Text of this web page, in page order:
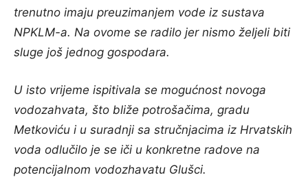
trenutno imaju preuzimanjem vode iz sustava
NPKLM-a. Na ovome se radilo jer nismo željeli biti
sluge još jednog gospodara.
U isto vrijeme ispitivala se mogućnost novoga
vodozahvata, što bliže potrošačima, gradu
Metkoviću i u suradnji sa stručnjacima iz Hrvatskih
voda odlučilo je se iči u konkretne radove na
potencijalnom vodozhavatu Glušci.